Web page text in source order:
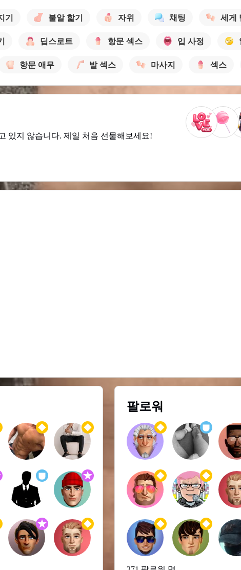
기 불알 핥기 자위 채팅 세게
딥스로트 항문 섹스 입 사정
항문 애무 발 섹스 마사지 섹스
있지 않습니다. 제일 처음 선물해보세요!
팔로워